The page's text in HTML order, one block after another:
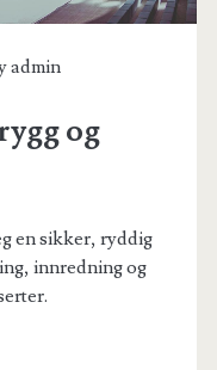
admin
og
en sikker, ryddig
innredning og